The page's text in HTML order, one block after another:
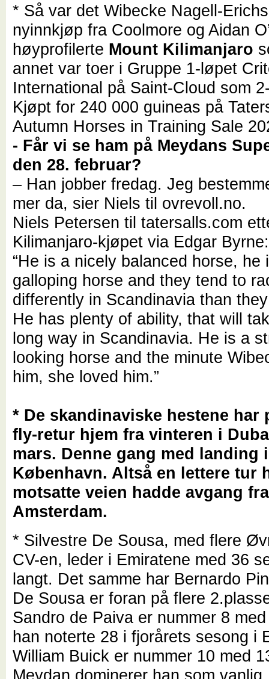
* Så var det Wibecke Nagell-
nyinnkjøp fra Coolmore og Aidan
høyprofilerte Mount Kilimanjaro
annet var toer i Gruppe 1-løpet
International på Saint-Cloud som
Kjøpt for 240 000 guineas på
Autumn Horses in Training Sale
- Får vi se ham på Meydans
den 28. februar?
– Han jobber fredag. Jeg
mer da, sier Niels til ovrevoll.no.
Niels Petersen til tatersalls.com
Kilimanjaro-kjøpet via Edgar Byrne:
“He is a nicely balanced horse, he
galloping horse and they tend to
differently in Scandinavia than
He has plenty of ability, that will
long way in Scandinavia. He is a
looking horse and the minute
him, she loved him.”
* De skandinaviske hestene har
fly-retur hjem fra vinteren i
mars. Denne gang med landing i
København. Altså en lettere tur
motsatte veien hadde avgang fra
Amsterdam.
* Silvestre De Sousa, med flere
CV-en, leder i Emiratene med 36
langt. Det samme har Bernardo
De Sousa er foran på flere
Sandro de Paiva er nummer 8
han noterte 28 i fjorårets sesong i
William Buick er nummer 10 med